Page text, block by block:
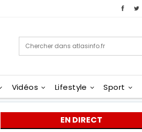
Vidéos Lifestyle Sport
EN DIRECT